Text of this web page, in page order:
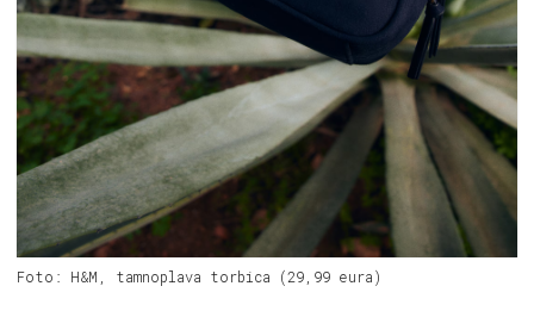
Foto: H&M, tamnoplava torbica (29,99 eura)